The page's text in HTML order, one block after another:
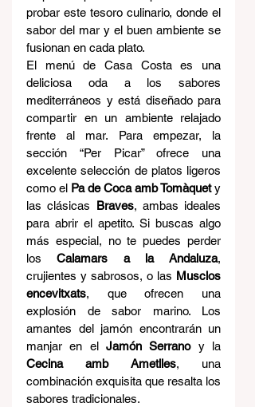
probar este tesoro culinario, donde el
sabor del mar y el buen ambiente se
fusionan en cada plato.
El menú de Casa Costa es una
deliciosa oda a los sabores
mediterráneos y está diseñado para
compartir en un ambiente relajado
frente al mar. Para empezar, la
sección “Per Picar” ofrece una
excelente selección de platos ligeros
como el Pa de Coca amb Tomàquet y
las clásicas Braves, ambas ideales
para abrir el apetito. Si buscas algo
más especial, no te puedes perder
los Calamars a la Andaluza,
crujientes y sabrosos, o las Musclos
encevitxats, que ofrecen una
explosión de sabor marino. Los
amantes del jamón encontrarán un
manjar en el Jamón Serrano
Cecina amb Ametlles, una
combinación exquisita que resalta los
sabores tradicionales.